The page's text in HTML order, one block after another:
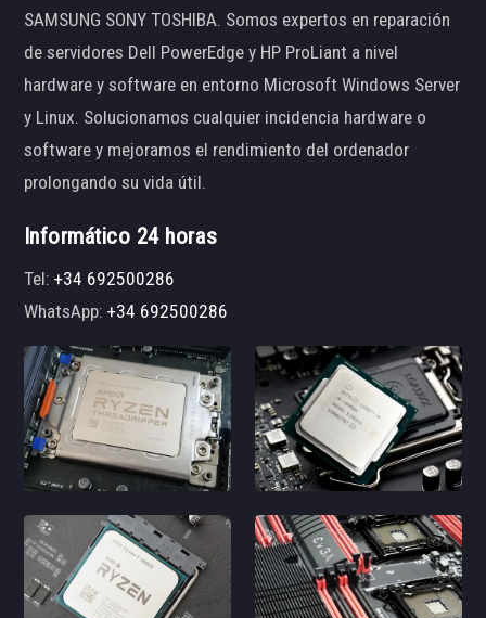
SAMSUNG SONY TOSHIBA. Somos expertos en reparación
de servidores Dell PowerEdge y HP ProLiant a nivel
hardware y software en entorno Microsoft Windows Server
y Linux. Solucionamos cualquier incidencia hardware o
software y mejoramos el rendimiento del ordenador
prolongando su vida útil.
Informático 24 horas
Tel:+34 692500286
WhatsApp:+34 692500286